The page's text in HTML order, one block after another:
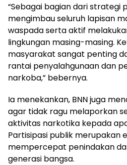
“Sebagai bagian dari strategi
mengimbau seluruh lapisan
waspada serta aktif
lingkungan masing-masing.
masyarakat sangat penting
rantai penyalahgunaan dan
narkoba,” bebernya.
Ia menekankan, BNN juga
agar tidak ragu melaporkan
aktivitas narkotika kepada
Partisipasi publik merupakan
mempercepat penindakan
generasi bangsa.